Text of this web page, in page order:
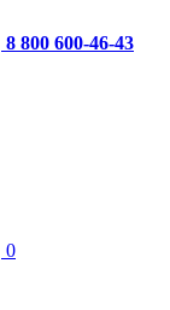
8 800 600-46-43
0